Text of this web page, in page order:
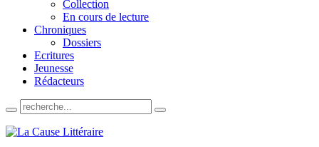
Collection
En cours de lecture
Chroniques
Dossiers
Ecritures
Jeunesse
Rédacteurs